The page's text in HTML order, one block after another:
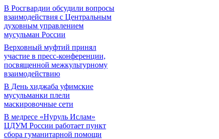
В Росгвардии обсудили вопросы
взаимодействия с Центральным
духовным управлением
мусульман России
Верховный муфтий принял
участие в пресс-конференции,
посвященной межкультурному
взаимодействию
В День хиджаба уфимские
мусульманки плели
маскировочные сети
В медресе «Нуруль Ислам»
ЦДУМ России работает пункт
сбора гуманитарной помощи